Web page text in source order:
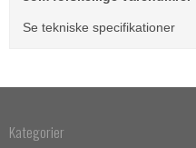
Se tekniske specifikationer
Kategorier